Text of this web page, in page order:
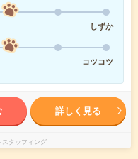
しずか
コツコツ
詳しく見る
タッフィング